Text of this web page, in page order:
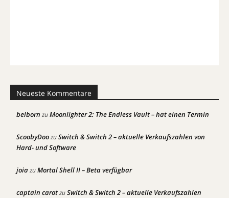
Neueste Kommentare
belborn zuMoonlighter 2: The Endless Vault – hat einen Termin
ScoobyDoozuSwitch & Switch 2 – aktuelle Verkaufszahlen von
Hard- und Software
joiazuMortal Shell II – Beta verfügbar
captain carotzuSwitch & Switch 2 – aktuelle Verkaufszahlen